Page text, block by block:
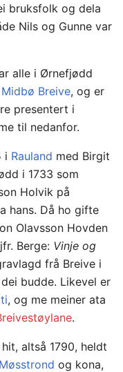
bruksfolk og dela
Nils og Gunne var
alle i Ørnefjødd
Midbø Breive, og er
presentert i
til nedanfor.
i Rauland med Birgit
i 1733 som
Holvik på
hans. Då ho gifte
Olavsson Hovden
Berge: Vinje og
frå Breive i
budde. Likevel er
, og me meiner ata
.
altså 1790, heldt
Møsstrond og kona,